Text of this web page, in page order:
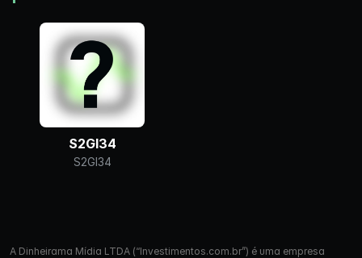
S2GI34
S2GI34
A Dinheirama Mídia LTDA (“Investimentos.com.br”) é uma empresa